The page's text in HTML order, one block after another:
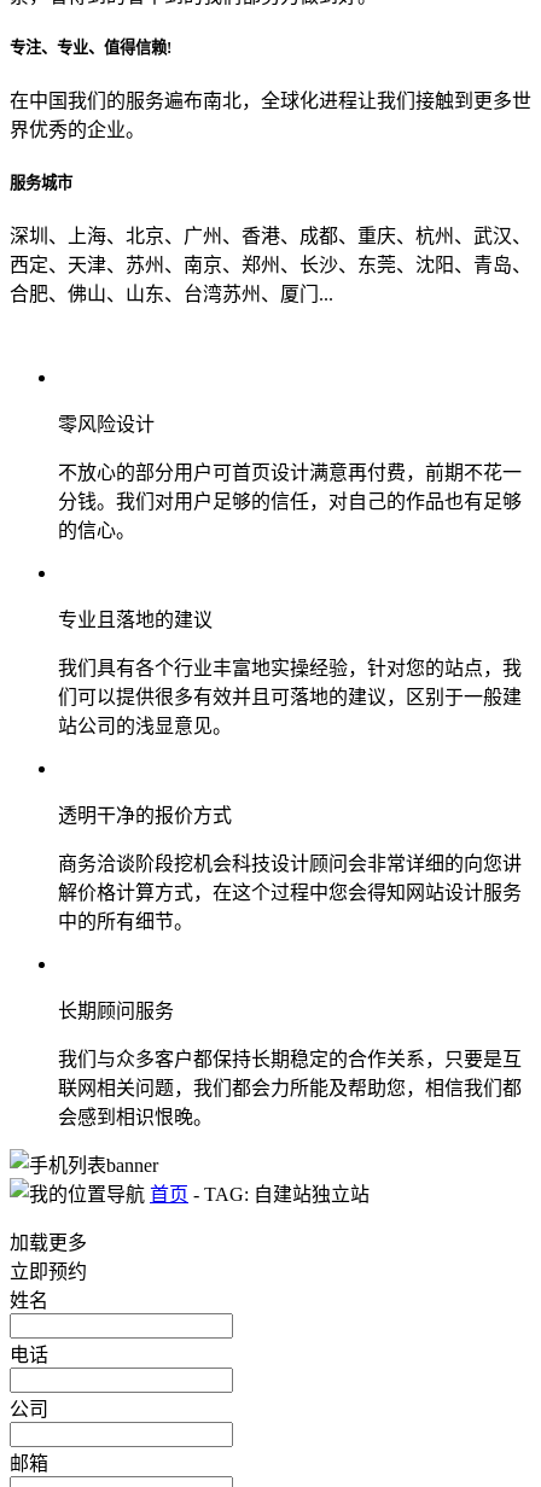
专注、专业、值得信赖!
在中国我们的服务遍布南北，全球化进程让我们接触到更多世
界优秀的企业。
服务城市
深圳、上海、北京、广州、香港、成都、重庆、杭州、武汉、
西定、天津、苏州、南京、郑州、长沙、东莞、沈阳、青岛、
合肥、佛山、山东、台湾苏州、厦门...
零风险设计
不放心的部分用户可首页设计满意再付费，前期不花一
分钱。我们对用户足够的信任，对自己的作品也有足够
的信心。
专业且落地的建议
我们具有各个行业丰富地实操经验，针对您的站点，我
们可以提供很多有效并且可落地的建议，区别于一般建
站公司的浅显意见。
透明干净的报价方式
商务洽谈阶段挖机会科技设计顾问会非常详细的向您讲
解价格计算方式，在这个过程中您会得知网站设计服务
中的所有细节。
长期顾问服务
我们与众多客户都保持长期稳定的合作关系，只要是互
联网相关问题，我们都会力所能及帮助您，相信我们都
会感到相识恨晚。
首页 - TAG: 自建站独立站
加载更多
立即预约
姓名
电话
公司
邮箱